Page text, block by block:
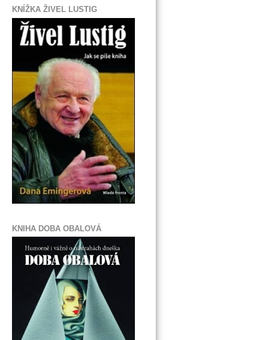
KNÍŽKA ŽIVEL LUSTIG
KNIHA DOBA OBALOVÁ